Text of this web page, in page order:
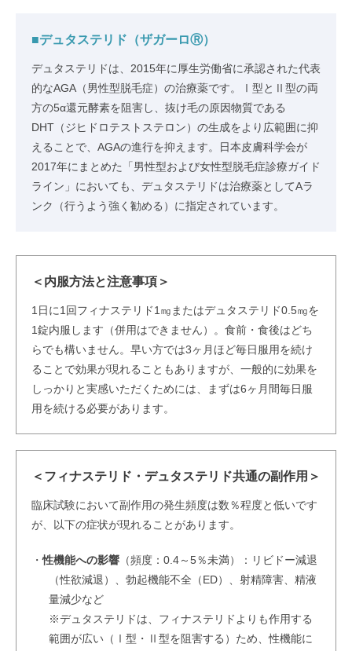
■デュタステリド（ザガーロⓇ）
デュタステリドは、2015年に厚生労働省に承認された代表
的なAGA（男性型脱毛症）の治療薬です。Ⅰ型とⅡ型の両
方の5α還元酵素を阻害し、抜け毛の原因物質である
DHT（ジヒドロテストステロン）の生成をより広範囲に抑
えることで、AGAの進行を抑えます。日本皮膚科学会が
2017年にまとめた「男性型および女性型脱毛症診療ガイド
ライン」においても、デュタステリドは治療薬としてAラ
ンク（行うよう強く勧める）に指定されています。
＜内服方法と注意事項＞
1日に1回フィナステリド1㎎またはデュタステリド0.5㎎を
1錠内服します（併用はできません）。食前・食後はどち
らでも構いません。早い方では3ヶ月ほど毎日服用を続け
ることで効果が現れることもありますが、一般的に効果を
しっかりと実感いただくためには、まずは6ヶ月間毎日服
用を続ける必要があります。
＜フィナステリド・デュタステリド共通の副作用＞
臨床試験において副作用の発生頻度は数％程度と低いです
が、以下の症状が現れることがあります。
・性機能への影響 （頻度：0.4～5％未満）：リビドー減退
（性欲減退）、勃起機能不全（ED）、射精障害、精液
量減少など
※デュタステリドは、フィナステリドよりも作用する
範囲が広い（Ⅰ型・Ⅱ型を阻害する）ため、性機能に